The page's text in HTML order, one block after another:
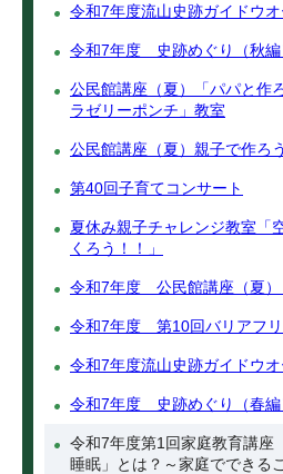
令和7年度流山史跡ガイドウオ
令和7年度 史跡めぐり（秋編
公民館講座（夏）「パパと作
ラゼリーポンチ」教室
公民館講座（夏）親子で作ろ
第40回子育てコンサート
夏休み親子チャレンジ教室「
くろう！！」
令和7年度 公民館講座（夏）
令和7年度 第10回バリアフ
令和7年度流山史跡ガイドウオ
令和7年度 史跡めぐり（春編
令和7年度第1回家庭教育講
睡眠」とは？～家庭でできる